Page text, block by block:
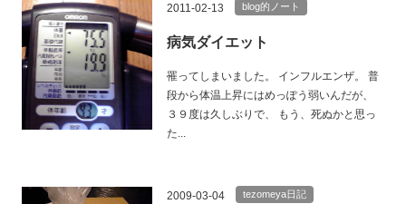
2011-02-13 blog的ノート
病気ダイエット
罹ってしまいました。 インフルエンザ。 普
段から体温上昇にはめっぽう弱いんだが、
３９度は久しぶりで、 もう、死ぬかと思っ
た...
2009-03-04 tezomeya日記